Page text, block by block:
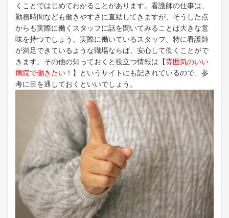
くことではじめてわかることがあります。看護師の仕事は、
勤務時間なども働きやすさに直結してきますが、そうした点
からも実際に働くスタッフに話を聞いてみることは大きな意
味を持つでしょう。実際に働いているスタッフ、特に看護師
が満足できているような職場ならば、安心して働くことがで
きます。その他の知っておくと役立つ情報は【雰囲気のいい
病院で働きたい！ 】というサイトにも記されているので、参
考に目を通しておくといいでしょう。